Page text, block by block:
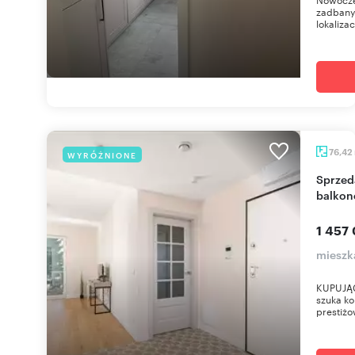
WYRÓŻNIONE 76,42
Sprzedam nowoczesne 4-pokojowe mieszkanie z
1 457
szuka